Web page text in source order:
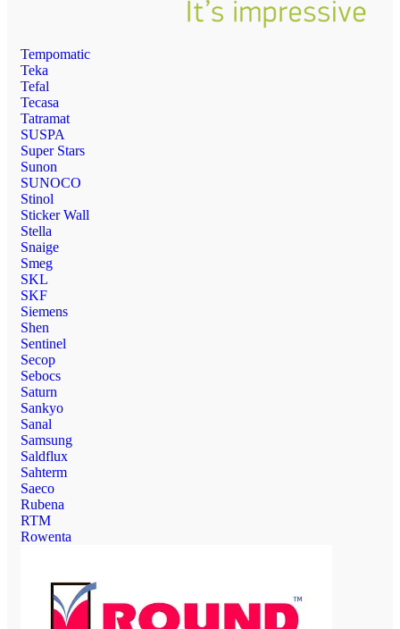
Tempomatic
Teka
Tefal
Tecasa
Tatramat
SUSPA
Super Stars
Sunon
SUNOCO
Stinol
Sticker Wall
Stella
Snaige
Smeg
SKL
SKF
Siemens
Shen
Sentinel
Secop
Sebocs
Saturn
Sankyo
Sanal
Samsung
Saldflux
Sahterm
Saeco
Rubena
RTM
Rowenta